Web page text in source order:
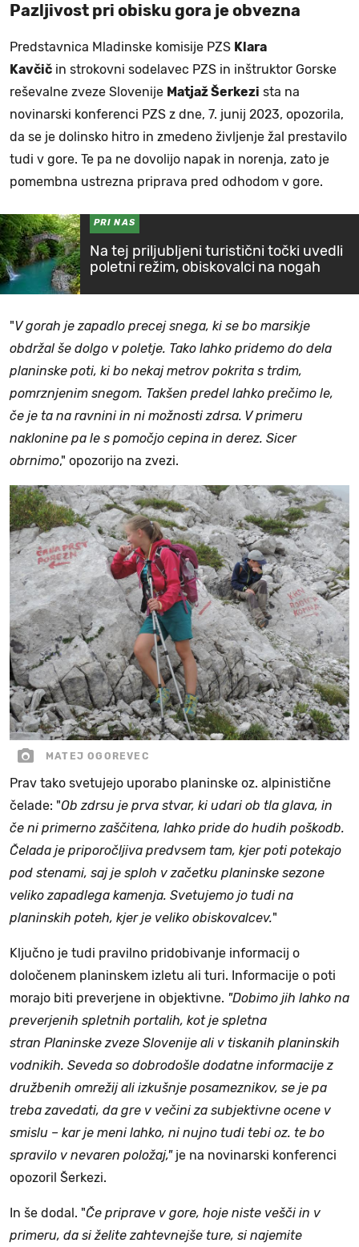
Pazljivost pri obisku gora je obvezna
Predstavnica Mladinske komisije PZS Klara
Kavčič in strokovni sodelavec PZS in inštruktor Gorske
reševalne zveze Slovenije Matjaž Šerkezi sta na
novinarski konferenci PZS z dne, 7. junij 2023, opozorila,
da se je dolinsko hitro in zmedeno življenje žal prestavilo
tudi v gore. Te pa ne dovolijo napak in norenja, zato je
pomembna ustrezna priprava pred odhodom v gore.
PRI NAS
Na tej priljubljeni turistični točki uvedli
poletni režim, obiskovalci na nogah
"V gorah je zapadlo precej snega, ki se bo marsikje
obdržal še dolgo v poletje. Tako lahko pridemo do dela
planinske poti, ki bo nekaj metrov pokrita s trdim,
pomrznjenim snegom. Takšen predel lahko prečimo le,
če je ta na ravnini in ni možnosti zdrsa. V primeru
naklonine pa le s pomočjo cepina in derez. Sicer
obrnimo," opozorijo na zvezi.
MATEJ OGOREVEC
Prav tako svetujejo uporabo planinske oz. alpinistične
čelade: "Ob zdrsu je prva stvar, ki udari ob tla glava, in
če ni primerno zaščitena, lahko pride do hudih poškodb.
Čelada je priporočljiva predvsem tam, kjer poti potekajo
pod stenami, saj je sploh v začetku planinske sezone
veliko zapadlega kamenja. Svetujemo jo tudi na
planinskih poteh, kjer je veliko obiskovalcev."
Ključno je tudi pravilno pridobivanje informacij o
določenem planinskem izletu ali turi. Informacije o poti
morajo biti preverjene in objektivne. "Dobimo jih lahko na
preverjenih spletnih portalih, kot je spletna
stran Planinske zveze Slovenije ali v tiskanih planinskih
vodnikih. Seveda so dobrodošle dodatne informacije z
družbenih omrežij ali izkušnje posameznikov, se je pa
treba zavedati, da gre v večini za subjektivne ocene v
smislu – kar je meni lahko, ni nujno tudi tebi oz. te bo
spravilo v nevaren položaj,"je na novinarski konferenci
opozoril Šerkezi.
In še dodal. "Če priprave v gore, hoje niste vešči in v
primeru, da si želite zahtevnejše ture, si najemite